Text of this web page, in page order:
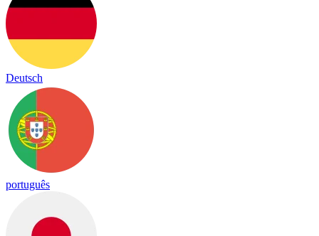
Deutsch
português